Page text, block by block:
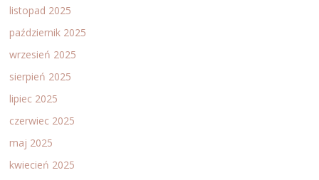
listopad 2025
październik 2025
wrzesień 2025
sierpień 2025
lipiec 2025
czerwiec 2025
maj 2025
kwiecień 2025